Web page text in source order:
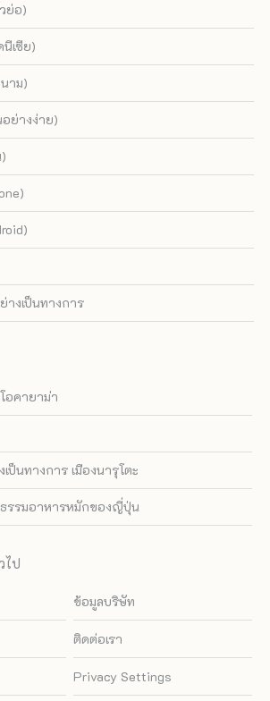
ย่อ)
เซีย)
าม)
ย่างง่าย)
งเป็นทางการ
อคายาม่า
ป็นทางการ เมืองนารุโตะ
รรมอาหารหมักของญี่ปุ่น
ไป
ข้อมูลบริษัท
ติดต่อเรา
Privacy Settings